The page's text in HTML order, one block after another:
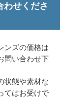
わせくださ
ンズの価格は
問い合わせ下
状態や素材な
てはお受けで